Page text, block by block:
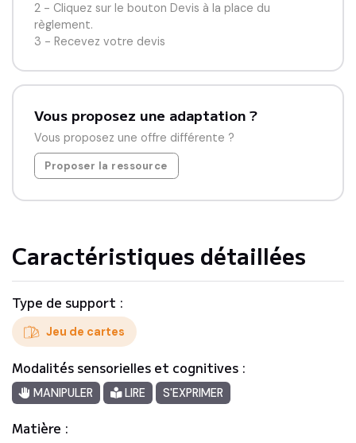
2 - Cliquez sur le bouton Devis à la place du
règlement.
3 - Recevez votre devis
Vous proposez une adaptation ?
Vous proposez une offre différente ?
Proposer la ressource
Caractéristiques détaillées
Type de support :
Jeu de cartes
Modalités sensorielles et cognitives :
MANIPULER LIRE S'EXPRIMER
Matière :